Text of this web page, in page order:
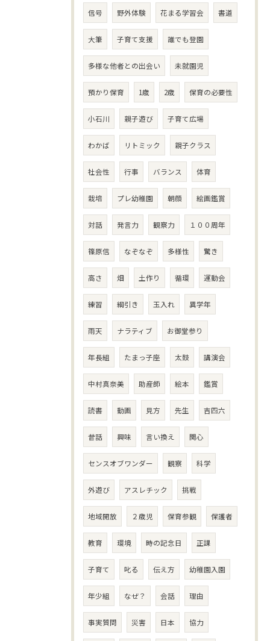
信号 野外体験 花まる学習会 書道
大筆 子育て支援 誰でも登園
多様な他者との出会い 未就園児
預かり保育 1歳 2歳 保育の必要性
小石川 親子遊び 子育て広場
わかば リトミック 親子クラス
社会性 行事 バランス 体育
栽培 プレ幼稚園 朝顔 絵画鑑賞
対話 発言力 観察力 １００周年
篠原信 なぞなぞ 多様性 驚き
高さ 畑 土作り 循環 運動会
練習 綱引き 玉入れ 異学年
雨天 ナラティブ お御堂参り
年長組 たまっ子座 太鼓 講演会
中村真奈美 助産師 絵本 鑑賞
読書 動画 見方 先生 吉四六
昔話 興味 言い換え 関心
センスオブワンダー 観察 科学
外遊び アスレチック 挑戦
地域開放 ２歳児 保育参観 保護者
教育 環境 時の記念日 正課
子育て 叱る 伝え方 幼稚園入園
年少組 なぜ？ 会話 理由
事実質問 災害 日本 協力